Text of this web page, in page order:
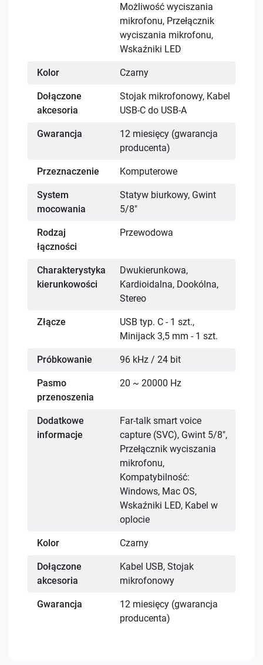
Możliwość wyciszania
mikrofonu, Przełącznik
wyciszania mikrofonu,
Wskaźniki LED
Kolor Czarny
Dołączone
akcesoria
Stojak mikrofonowy, Kabel
USB-C do USB-A
Gwarancja
12 miesięcy (gwarancja
producenta)
Przeznaczenie Komputerowe
System
mocowania
Statyw biurkowy, Gwint
5/8"
Rodzaj
łączności
Przewodowa
Charakterystyka
kierunkowości
Dwukierunkowa,
Kardioidalna, Dookólna,
Stereo
Złącze
USB typ. C - 1 szt.,
Minijack 3,5 mm - 1 szt.
Próbkowanie 96 kHz / 24 bit
Pasmo
przenoszenia
20 ~ 20000 Hz
Dodatkowe
informacje
Far-talk smart voice
capture (SVC), Gwint 5/8",
Przełącznik wyciszania
mikrofonu,
Kompatybilność:
Windows, Mac OS,
Wskaźniki LED, Kabel w
oplocie
Kolor Czarny
Dołączone
akcesoria
Kabel USB, Stojak
mikrofonowy
Gwarancja
12 miesięcy (gwarancja
producenta)